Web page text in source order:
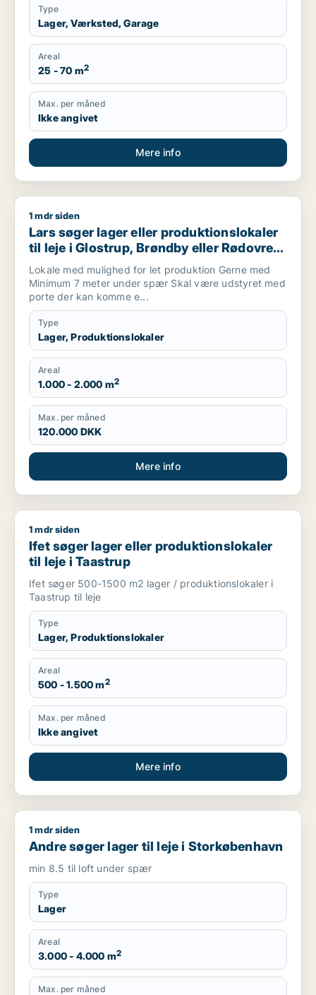
Type
Lager, Værksted, Garage
Areal
25 - 70 m2
Max. per måned
Ikke angivet
Mere info
Lars søger lager eller produktionslokaler til leje i Glostrup,
1 mdr siden
Lars søger lager eller produktionslokaler
til leje i Glostrup, Brøndby eller Rødovre
m.fl.
Lokale med mulighed for let produktion Gerne med
Minimum 7 meter under spær Skal være udstyret med
porte der kan komme e...
Type
Lager, Produktionslokaler
Areal
1.000 - 2.000 m2
Max. per måned
120.000 DKK
Mere info
Ifet søger lager eller produktionslokaler til leje i Taastrup
1 mdr siden
Ifet søger lager eller produktionslokaler
til leje i Taastrup
Ifet søger 500-1500 m2 lager / produktionslokaler i
Taastrup til leje
Type
Lager, Produktionslokaler
Areal
500 - 1.500 m2
Max. per måned
Ikke angivet
Mere info
Andre søger lager til leje i Storkøbenhavn
1 mdr siden
Andre søger lager til leje i Storkøbenhavn
min 8.5 til loft under spær
Type
Lager
Areal
3.000 - 4.000 m2
Max. per måned